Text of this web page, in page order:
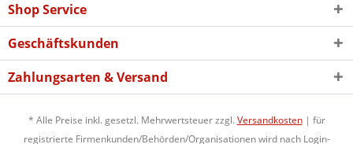
Shop Service
Geschäftskunden
Zahlungsarten & Versand
* Alle Preise inkl. gesetzl. Mehrwertsteuer zzgl. Versandkosten| für
registrierte Firmenkunden/Behörden/Organisationen wird nach Login-